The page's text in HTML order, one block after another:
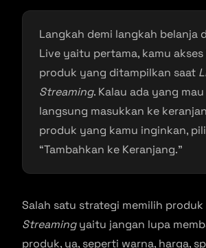
Langkah demi langkah belanja
Live yaitu pertama, kamu
produk yang ditampilkan saat
Streaming. Kalau ada yang
langsung masukkan ke
produk yang kamu inginkan,
“Tambahkan ke Keranjang.”
Salah satu strategi memilih produk
Streamingyaitu jangan lupa
produk, ya, seperti warna, harga,